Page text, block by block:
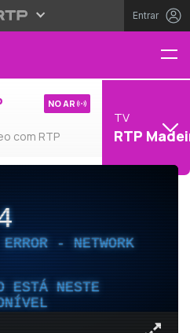
Entrar
com RTP
NO AR
TV
RTP
- NETWORK
ESTÁ NESTE